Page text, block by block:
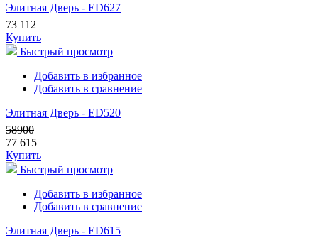
Элитная Дверь - ED627
73 112
Купить
Быстрый просмотр
Добавить в избранное
Добавить в сравнение
Элитная Дверь - ED520
58900
77 615
Купить
Быстрый просмотр
Добавить в избранное
Добавить в сравнение
Элитная Дверь - ED615